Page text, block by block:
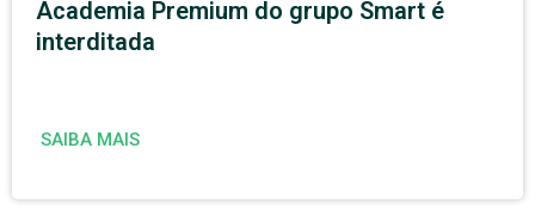
Academia Premium do grupo Smart é
interditada
SAIBA MAIS